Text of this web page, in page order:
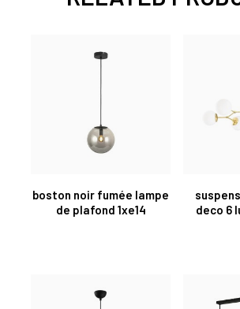
boston noir fumée lampe
de plafond 1xe14
deco 6